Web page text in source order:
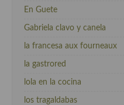
En Guete
Gabriela clavo y canela
la francesa aux fourneaux
la gastrored
lola en la cocina
los tragaldabas